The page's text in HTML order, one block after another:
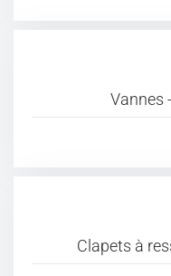
Vannes
Clapets à